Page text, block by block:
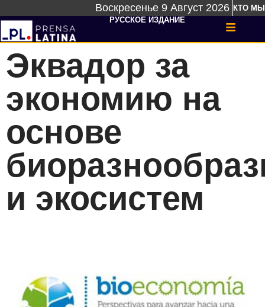
Воскресенье 9 Август 2026 КТО МЫ
РУССКОЕ ИЗДАНИЕ
Эквадор за
экономию на
основе
и экосистем